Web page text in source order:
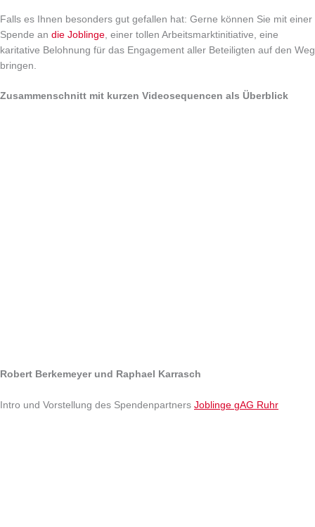
Falls es Ihnen besonders gut gefallen hat: Gerne können Sie mit einer
Spende an die Joblinge , einer tollen Arbeitsmarktinitiative, eine
karitative Belohnung für das Engagement aller Beteiligten auf den Weg
bringen.
Zusammenschnitt mit kurzen Videosequencen als Überblick
Robert Berkemeyer und Raphael Karrasch
Intro und Vorstellung des Spendenpartners Joblinge gAG Ruhr